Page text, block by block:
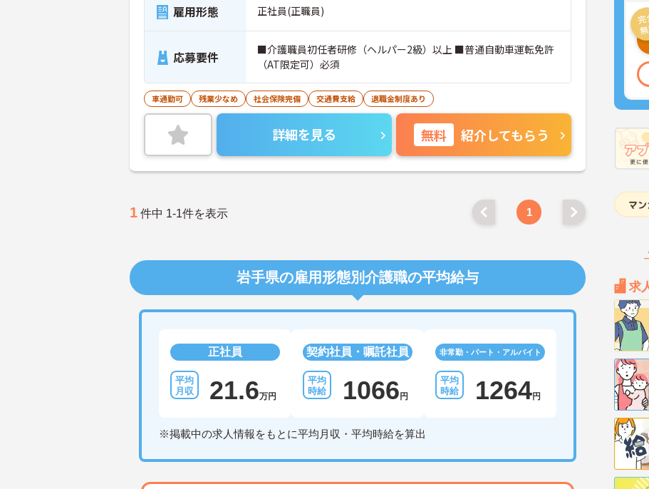
求
雇用形態 正社員(正職員)
応募要件
■介護職員初任者研修（ヘルパー2級）以上 ■普通自動車運転免許
（AT限定可）必須
車通勤可 残業少なめ 社会保険完備 交通費支給 退職金制度あり
詳細を見る 無料 紹介してもらう
1 件中 1-1件を表示 1
岩手県の雇用形態別介護職の平均給与
正社員
21.6万円
契約社員・嘱託社員
1066 円
非常勤・パート・アルバイト
1264円
※掲載中の求人情報をもとに平均月収・平均時給を算出